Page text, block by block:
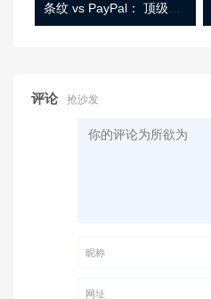
条纹 vs PayPal： 顶级功能， 定价 （和更多！
评论 抢沙发